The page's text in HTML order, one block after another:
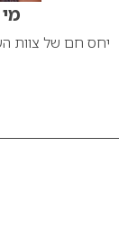
יחס חם של צוות